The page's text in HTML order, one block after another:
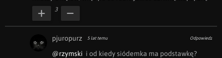
3
pjuropurz 5 lat temu Odpowiedz
@rzymski
  i od kiedy siódemka ma podstawkę?